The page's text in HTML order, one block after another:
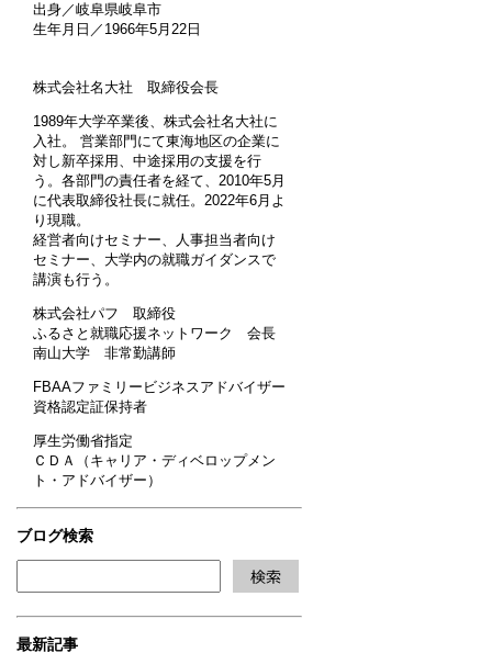
出身／岐阜県岐阜市
生年月日／1966年5月22日
株式会社名大社 取締役会長
1989年大学卒業後、株式会社名大社に
入社。 営業部門にて東海地区の企業に
対し新卒採用、中途採用の支援を行
う。各部門の責任者を経て、2010年5月
に代表取締役社長に就任。2022年6月よ
り現職。
経営者向けセミナー、人事担当者向け
セミナー、大学内の就職ガイダンスで
講演も行う。
株式会社パフ 取締役
ふるさと就職応援ネットワーク 会長
南山大学 非常勤講師
FBAAファミリービジネスアドバイザー
資格認定証保持者
厚生労働省指定
ＣＤＡ（キャリア・ディベロップメン
ト・アドバイザー）
ブログ検索
最新記事